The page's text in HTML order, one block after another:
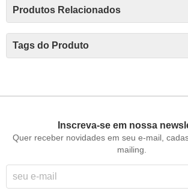
Produtos Relacionados
Tags do Produto
Inscreva-se em nossa
Quer receber novidades em seu e-mail,
mailing.